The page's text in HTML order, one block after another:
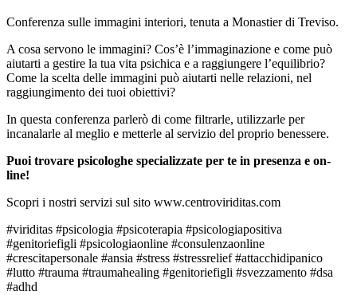
Conferenza sulle immagini interiori, tenuta a Monastier di Treviso.
A cosa servono le immagini? Cos’è l’immaginazione e come può
aiutarti a gestire la tua vita psichica e a raggiungere l’equilibrio?
Come la scelta delle immagini può aiutarti nelle relazioni, nel
raggiungimento dei tuoi obiettivi?
In questa conferenza parlerò di come filtrarle, utilizzarle per
incanalarle al meglio e metterle al servizio del proprio benessere.
Puoi trovare psicologhe specializzate per te in presenza e on-
line!
Scopri i nostri servizi sul sito www.centroviriditas.com
#viriditas #psicologia #psicoterapia #psicologiapositiva
#genitoriefigli #psicologiaonline #consulenzaonline
#crescitapersonale #ansia #stress #stressrelief #attacchidipanico
#lutto #trauma #traumahealing #genitoriefigli #svezzamento #dsa
#adhd